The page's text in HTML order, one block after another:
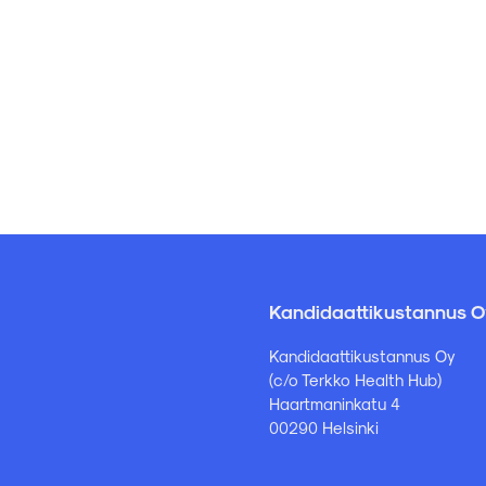
Kandidaattikustannus
Kandidaattikustannus Oy
(c/o Terkko Health Hub)
Haartmaninkatu 4
00290 Helsinki